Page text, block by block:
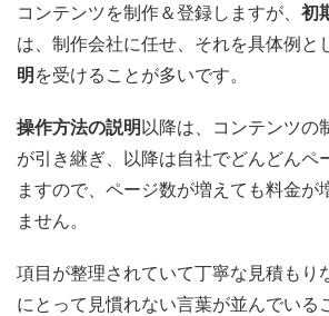
コンテンツを制作＆登録しますが、 初
は、制作会社に任せ、それを具体例と
明 を受けることが多いです。
操作方法の説明 以降は、コンテンツの
が引き継ぎ、以降は自社でどんどんペ
ますので、ページ数が増えても料金が
ません。
項目が整理されていて丁寧な見積もり
にとって見慣れない言葉が並んでいる